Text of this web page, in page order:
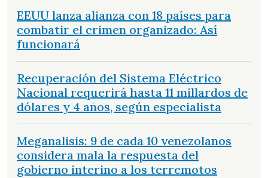
EEUU lanza alianza con 18 países para
combatir el crimen organizado: Así
funcionará
Recuperación del Sistema Eléctrico
Nacional requerirá hasta 11 millardos de
dólares y 4 años, según especialista
Meganalisis: 9 de cada 10 venezolanos
considera mala la respuesta del
gobierno interino a los terremotos